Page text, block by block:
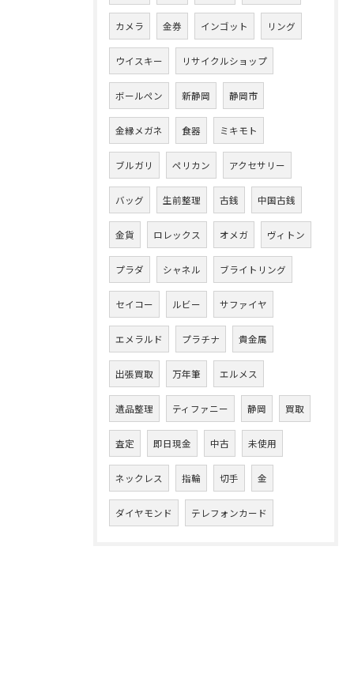
カメラ 金券 インゴット リング
ウイスキー リサイクルショップ
ボールペン 新静岡 静岡市
金縁メガネ 食器 ミキモト
ブルガリ ペリカン アクセサリー
バッグ 生前整理 古銭 中国古銭
金貨 ロレックス オメガ ヴィトン
プラダ シャネル ブライトリング
セイコー ルビー サファイヤ
エメラルド プラチナ 貴金属
出張買取 万年筆 エルメス
遺品整理 ティファニー 静岡 買取
査定 即日現金 中古 未使用
ネックレス 指輪 切手 金
ダイヤモンド テレフォンカード